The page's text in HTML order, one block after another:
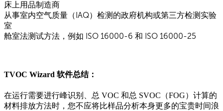
床上用品制造商
从事室内空气质量（IAQ）检测的政府机构或第三方检测实验
室
舱室法测试方法，例如 ISO 16000-6 和 ISO 16000-25
TVOC Wizard 软件总结：
在运行需要进行峰识别、总 VOC 和总 SVOC（FOG）计算的
材料排放方法时，您不应将比样品分析本身更多的宝贵时间浪